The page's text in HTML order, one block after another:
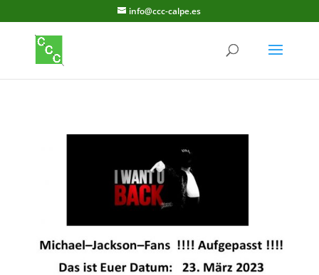
info@ccc-calpe.es